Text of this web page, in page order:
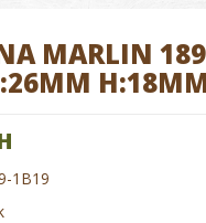
MARLIN
1B19